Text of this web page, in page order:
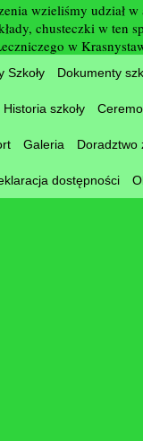
wzieliśmy udział
chusteczki w
w
Szkoły Dokumenty
Historia szkoły
Galeria Doradztwo
dostępności